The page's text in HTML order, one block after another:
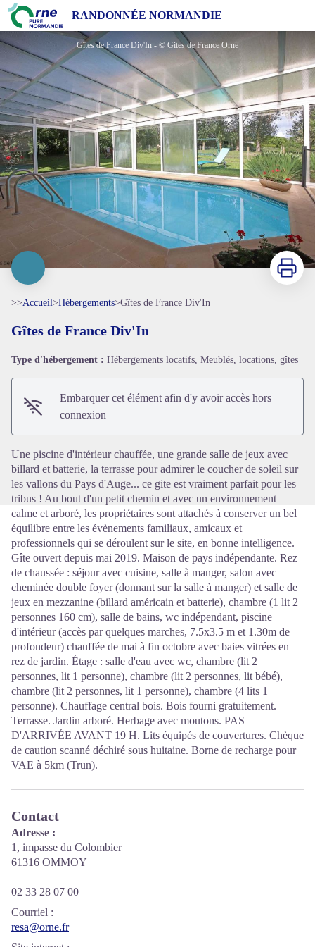
RANDONNÉE NORMANDIE
Gîtes de France Div'In
Gîtes de France Div'In - © Gites de France Orne
Voir l'image en plein écran
Imprimer
>>Accueil>Hébergements>Gîtes de France Div'In
Gîtes de France Div'In
Type d'hébergement : Hébergements locatifs, Meublés, locations, gîtes
Embarquer cet élément afin d'y avoir accès hors
connexion
Une piscine d'intérieur chauffée, une grande salle de jeux avec
billard et batterie, la terrasse pour admirer le coucher de soleil sur
les vallons du Pays d'Auge... ce gite est vraiment parfait pour les
tribus ! Au bout d'un petit chemin et avec un environnement
calme et arboré, les propriétaires sont attachés à conserver un bel
équilibre entre les évènements familiaux, amicaux et
professionnels qui se déroulent sur le site, en bonne intelligence.
Gîte ouvert depuis mai 2019. Maison de pays indépendante. Rez
de chaussée : séjour avec cuisine, salle à manger, salon avec
cheminée double foyer (donnant sur la salle à manger) et salle de
jeux en mezzanine (billard américain et batterie), chambre (1 lit 2
personnes 160 cm), salle de bains, wc indépendant, piscine
d'intérieur (accès par quelques marches, 7.5x3.5 m et 1.30m de
profondeur) chauffée de mai à fin octobre avec baies vitrées en
rez de jardin. Étage : salle d'eau avec wc, chambre (lit 2
personnes, lit 1 personne), chambre (lit 2 personnes, lit bébé),
chambre (lit 2 personnes, lit 1 personne), chambre (4 lits 1
personne). Chauffage central bois. Bois fourni gratuitement.
Terrasse. Jardin arboré. Herbage avec moutons. PAS
D'ARRIVÉE AVANT 19 H. Lits équipés de couvertures. Chèque
de caution scanné déchiré sous huitaine. Borne de recharge pour
VAE à 5km (Trun).
Contact
Adresse :
1, impasse du Colombier
61316 OMMOY
02 33 28 07 00
Courriel :
resa@orne.fr